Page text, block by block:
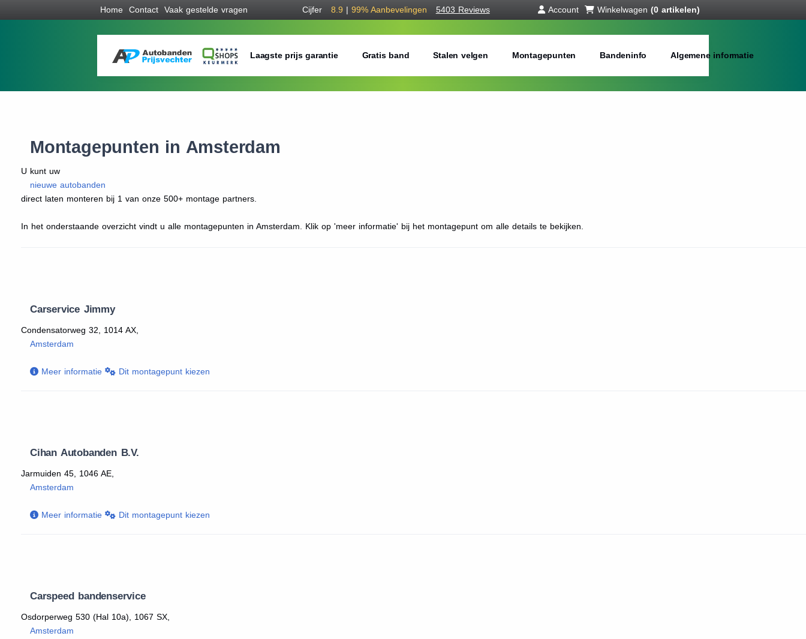
Home Contact Vaak gestelde vragen Cijfer 8.9 | 99% Aanbevelingen 5403 Reviews Account Winkelwagen (0 artikelen)
Laagste prijs garantie Gratis band Stalen velgen Montagepunten Bandeninfo Algemene informatie
Montagepunten in Amsterdam
U kunt uw
nieuwe autobanden
direct laten monteren bij 1 van onze 500+ montage partners.
In het onderstaande overzicht vindt u alle montagepunten in Amsterdam. Klik op 'meer informatie' bij het montagepunt om alle details te bekijken.
Carservice Jimmy
Condensatorweg 32, 1014 AX,
Amsterdam
Meer informatie Dit montagepunt kiezen
Cihan Autobanden B.V.
Jarmuiden 45, 1046 AE,
Amsterdam
Meer informatie Dit montagepunt kiezen
Carspeed bandenservice
Osdorperweg 530 (Hal 10a), 1067 SX,
Amsterdam